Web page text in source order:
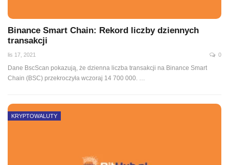
Binance Smart Chain: Rekord liczby dziennych
transakcji
lis 17, 2021 0
Dane BscScan pokazują, że dzienna liczba transakcji na Binance Smart
Chain (BSC) przekroczyła wczoraj 14 700 000.
KRYPTOWALUTY